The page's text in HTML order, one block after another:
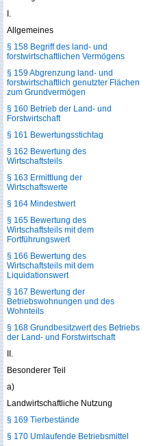
I.
Allgemeines
§ 158 Begriff des land- und
forstwirtschaftlichen Vermögens
§ 159 Abgrenzung land- und
forstwirtschaftlich genutzter Flächen
zum Grundvermögen
§ 160 Betrieb der Land- und
Forstwirtschaft
§ 161 Bewertungsstichtag
§ 162 Bewertung des
Wirtschaftsteils
§ 163 Ermittlung der
Wirtschaftswerte
§ 164 Mindestwert
§ 165 Bewertung des
Wirtschaftsteils mit dem
Fortführungswert
§ 166 Bewertung des
Wirtschaftsteils mit dem
Liquidationswert
§ 167 Bewertung der
Betriebswohnungen und des
Wohnteils
§ 168 Grundbesitzwert des Betriebs
der Land- und Forstwirtschaft
II.
Besonderer Teil
a)
Landwirtschaftliche Nutzung
§ 169 Tierbestände
§ 170 Umlaufende Betriebsmittel